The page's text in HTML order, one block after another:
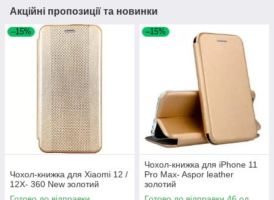
Акційні пропозиції та новинки
–15%
Чохол-книжка для Xiaomi 12 /
12X- 360 New золотий
–15%
Чохол-книжка для iPhone 11
Pro Max- Aspor leather
золотий